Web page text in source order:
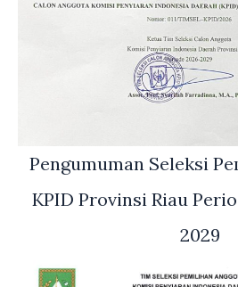
Pengumuman Seleksi
KPID Provinsi Riau
2029